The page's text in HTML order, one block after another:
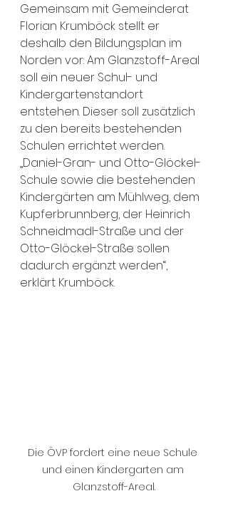
Gemeinsam mit Gemeinderat
Florian Krumböck stellt er
deshalb den Bildungsplan im
Norden vor: Am Glanzstoff-Areal
soll ein neuer Schul- und
Kindergartenstandort
entstehen. Dieser soll zusätzlich
zu den bereits bestehenden
Schulen errichtet werden.
„Daniel-Gran- und Otto-Glöckel-
Schule sowie die bestehenden
Kindergärten am Mühlweg, dem
Kupferbrunnberg, der Heinrich
Schneidmadl-Straße und der
Otto-Glöckel-Straße sollen
dadurch ergänzt werden“,
erklärt Krumböck.
Die ÖVP fordert eine neue Schule
und einen Kindergarten am
Glanzstoff-Areal.